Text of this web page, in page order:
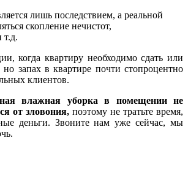
лишь последствием, а реальной
скопление нечистот,
т.д.
когда квартиру необходимо сдать или
но запах в квартире почти стопроцентно
клиентов.
влажная уборка в помещении не
от зловония, поэтому не тратьте время,
деньги. Звоните нам уже сейчас, мы